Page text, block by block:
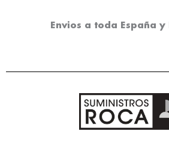
Envios a toda España